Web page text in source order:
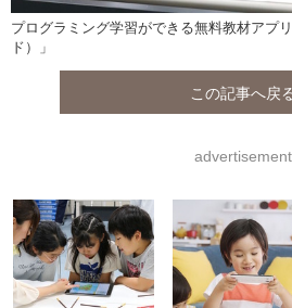
プログラミング学習ができる無料教材アプ
ド）」
この記事へ戻
advertisement